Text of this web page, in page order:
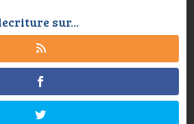
sur...